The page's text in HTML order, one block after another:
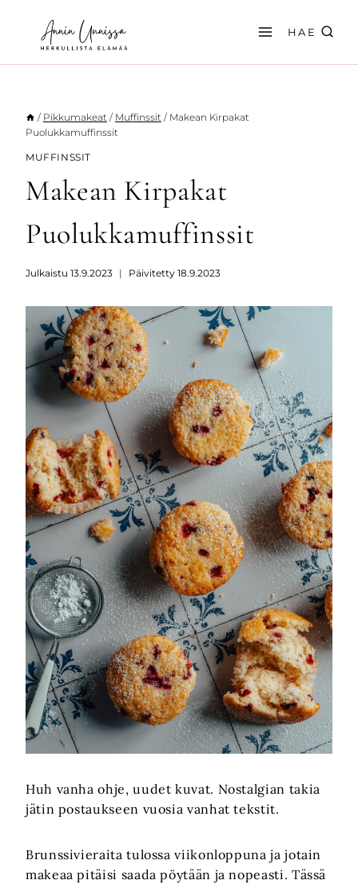
sisältöön
HAE
/ Pikkumakeat / Muffinssit / Makean Kirpakat
Puolukkamuffinssit
MUFFINSSIT
Makean Kirpakat
Puolukkamuffinssit
Julkaistu 13.9.2023 Päivitetty 18.9.2023
Huh vanha ohje, uudet kuvat. Nostalgian takia
jätin postaukseen vuosia vanhat tekstit.
Brunssivieraita tulossa viikonloppuna ja jotain
makeaa pitäisi saada pöytään ja nopeasti. Tässä